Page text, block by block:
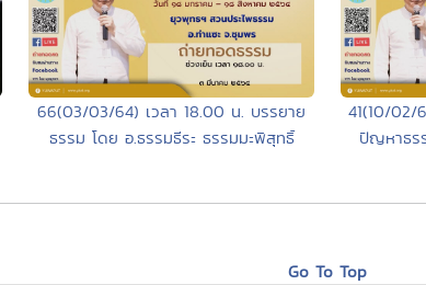
66(03/03/64) เวลา 18.00 น. บรรยาย
ธรรม โดย อ.ธรรมธีระ ธรรมมะพิสุทธิ์
41(10/02/
ปัญหาธร
Go To Top